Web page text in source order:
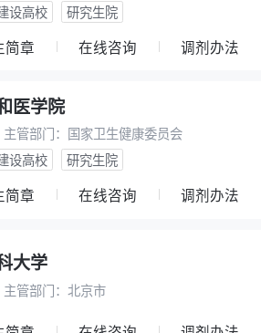
设高校
研究生院
简章 在线咨询 调剂办法
医学院
主管部门： 国家卫生健康委员会
设高校
研究生院
简章 在线咨询 调剂办法
大学
主管部门： 北京市